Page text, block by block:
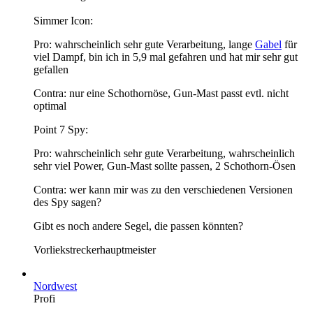
Simmer Icon:
Pro: wahrscheinlich sehr gute Verarbeitung, lange Gabel für
viel Dampf, bin ich in 5,9 mal gefahren und hat mir sehr gut
gefallen
Contra: nur eine Schothornöse, Gun-Mast passt evtl. nicht
optimal
Point 7 Spy:
Pro: wahrscheinlich sehr gute Verarbeitung, wahrscheinlich
sehr viel Power, Gun-Mast sollte passen, 2 Schothorn-Ösen
Contra: wer kann mir was zu den verschiedenen Versionen
des Spy sagen?
Gibt es noch andere Segel, die passen könnten?
Vorliekstreckerhauptmeister
Nordwest
Profi